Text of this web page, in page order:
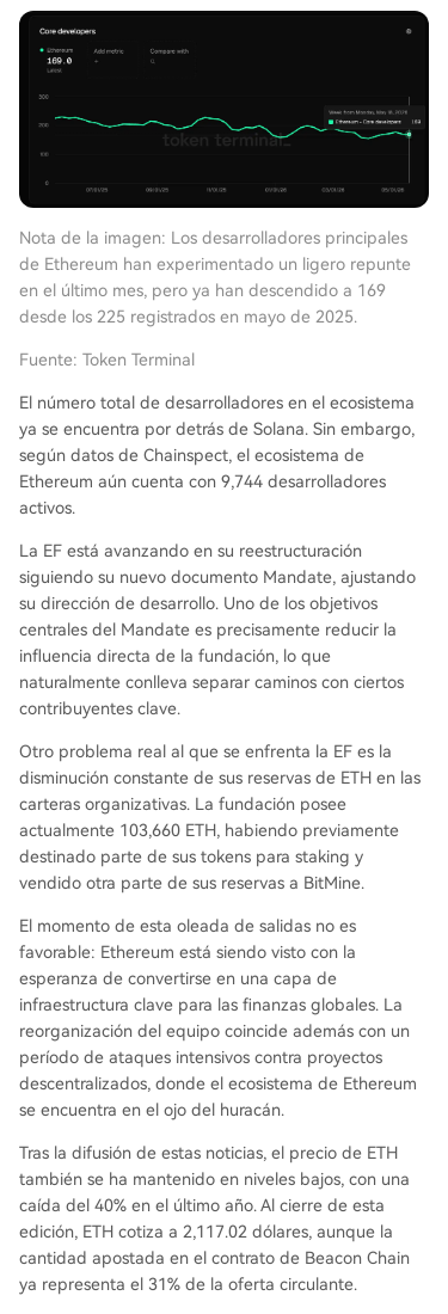
Nota de la imagen: Los desarrolladores principales
de Ethereum han experimentado un ligero repunte
en el último mes, pero ya han descendido a 169
desde los 225 registrados en mayo de 2025.
Fuente: Token Terminal
El número total de desarrolladores en el ecosistema
ya se encuentra por detrás de Solana. Sin embargo,
según datos de Chainspect, el ecosistema de
Ethereum aún cuenta con 9,744 desarrolladores
activos.
La EF está avanzando en su reestructuración
siguiendo su nuevo documento Mandate, ajustando
su dirección de desarrollo. Uno de los objetivos
centrales del Mandate es precisamente reducir la
influencia directa de la fundación, lo que
naturalmente conlleva separar caminos con ciertos
contribuyentes clave.
Otro problema real al que se enfrenta la EF es la
disminución constante de sus reservas de ETH en las
carteras organizativas. La fundación posee
actualmente 103,660 ETH, habiendo previamente
destinado parte de sus tokens para staking y
vendido otra parte de sus reservas a BitMine.
El momento de esta oleada de salidas no es
favorable: Ethereum está siendo visto con la
esperanza de convertirse en una capa de
infraestructura clave para las finanzas globales. La
reorganización del equipo coincide además con un
período de ataques intensivos contra proyectos
descentralizados, donde el ecosistema de Ethereum
se encuentra en el ojo del huracán.
Tras la difusión de estas noticias, el precio de ETH
también se ha mantenido en niveles bajos, con una
caída del 40% en el último año. Al cierre de esta
edición, ETH cotiza a 2,117.02 dólares, aunque la
cantidad apostada en el contrato de Beacon Chain
ya representa el 31% de la oferta circulante.